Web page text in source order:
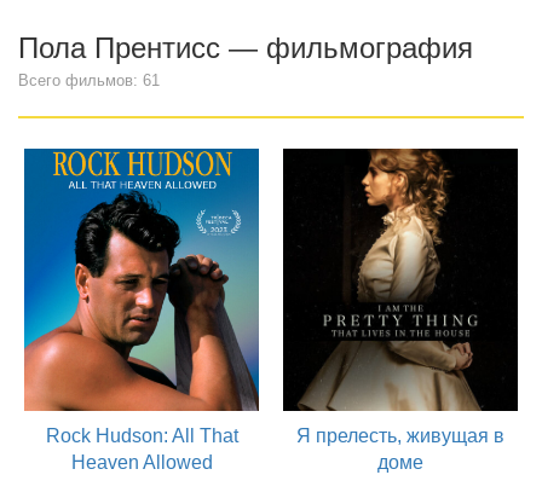
Пола Прентисс — фильмография
Всего фильмов: 61
Rock Hudson: All That
Heaven Allowed
Я прелесть, живущая в
доме